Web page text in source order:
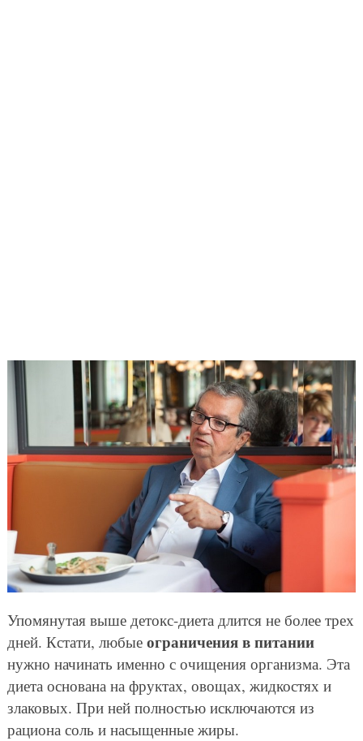
Упомянутая выше детокс-диета длится не более трех
дней. Кстати, любые ограничения в питании
нужно начинать именно с очищения организма. Эта
диета основана на фруктах, овощах, жидкостях и
злаковых. При ней полностью исключаются из
рациона соль и насыщенные жиры.